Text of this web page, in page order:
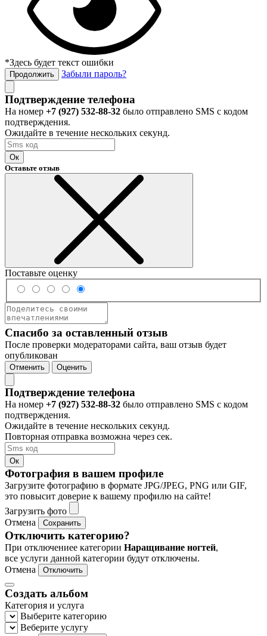
*Здесь будет текст ошибки
Продолжить Забыли пароль?
Подтверждение телефона
На номер +7 (927) 532-88-32 было отправлено SMS с кодом
подтверждения.
Ожидайте в течение нескольких секунд.
Ок
Оставьте отзыв
Поставьте оценку
Спасибо за оставленный отзыв
После проверки модераторами сайта, ваш отзыв будет
опубликован
Отменить Оценить
Подтверждение телефона
На номер +7 (927) 532-88-32 было отправлено SMS с кодом
подтверждения.
Ожидайте в течение нескольких секунд.
Повторная отправка возможна через сек.
Ок
Фотография в вашем профиле
Загрузите фотографию в формате JPG/JPEG, PNG или GIF,
это повысит доверие к вашему профилю на сайте!
Загрузить фото
Отмена
Сохранить
Отключить категорию?
При отключениее категории Наращивание ногтей,
все услуги данной категории будут отключены.
Отмена
Отключить
Создать альбом
Категория и услуга
Выберите категорию
Веберите услугу